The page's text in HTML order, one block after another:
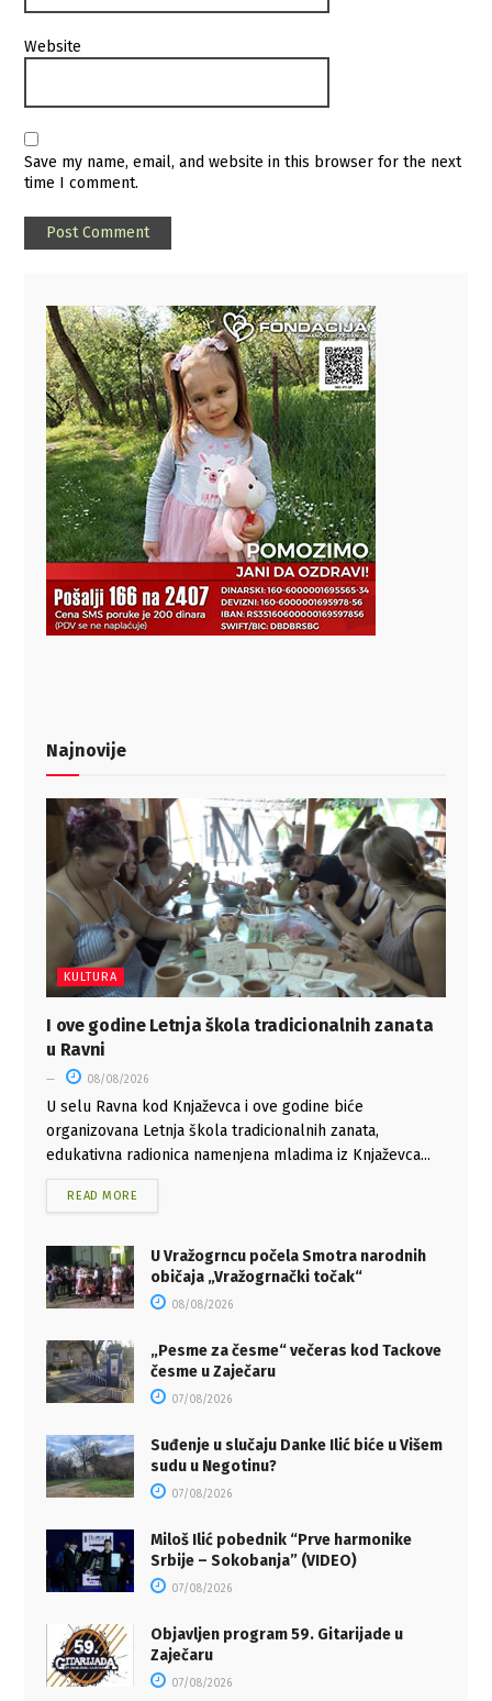
Website
Save my name, email, and website in this browser for the next
time I comment.
Najnovije
KULTURA
I ove godine Letnja škola tradicionalnih zanata
u Ravni
08/08/2026
U selu Ravna kod Knjaževca i ove godine biće
organizovana Letnja škola tradicionalnih zanata,
edukativna radionica namenjena mladima iz Knjaževca...
READ MORE
U Vražogrncu počela Smotra narodnih
običaja „Vražogrnački točak“
08/08/2026
„Pesme za česme“ večeras kod Tackove
česme u Zaječaru
07/08/2026
Suđenje u slučaju Danke Ilić biće u Višem
sudu u Negotinu?
07/08/2026
Miloš Ilić pobednik “Prve harmonike
Srbije – Sokobanja” (VIDEO)
07/08/2026
Objavljen program 59. Gitarijade u
Zaječaru
07/08/2026